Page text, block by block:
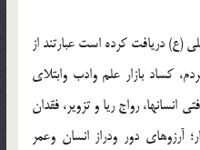
(ع) دريافت کرده است عبارتند از
کساد بازار علم وادب وابتلاي
رواج ريا و تزوير، فقدان
دور ودراز انسان وعمر